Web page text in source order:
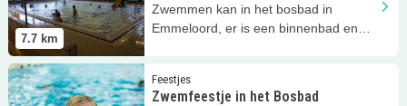
7.7 km
Zwemmen kan in het bosbad in
Emmeloord, er is een binnenbad en
Feestjes
Zwemfeestje in het Bosbad
Lees meer Zwemfeestje in het Bosbad